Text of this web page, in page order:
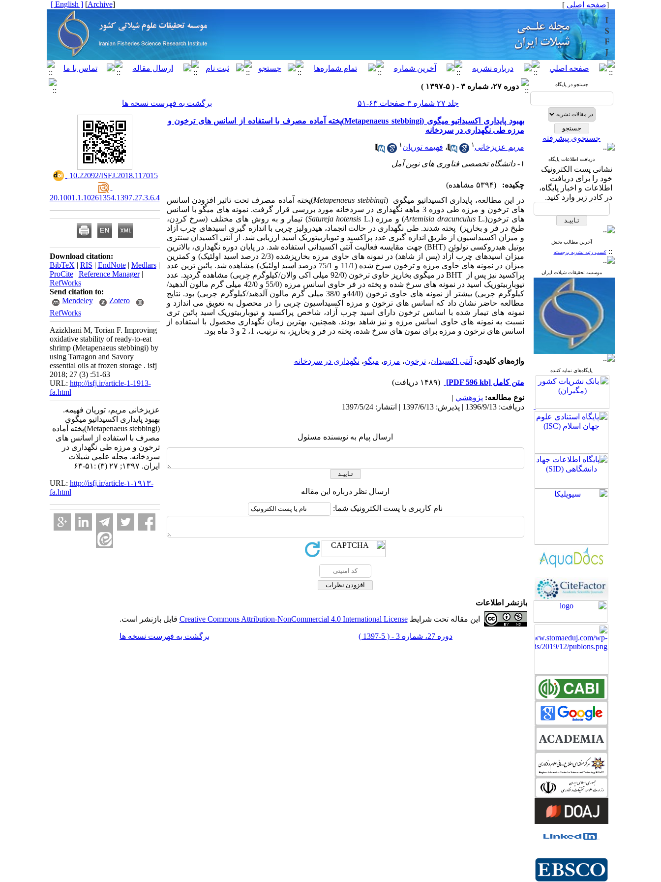
[صفحه اصلی ]
[
Archive
]
[ English ]
جستجو در پایگاه
جستجوی پیشرفته
دریافت اطلاعات پایگاه
نشانی پست الکترونیک
خود را برای دریافت
اطلاعات و اخبار پایگاه،
در کادر زیر وارد کنید.
آخرین مطالب بخش
::کسب رتبه نشریه برجسته
موسسه تحقیقات شیلات ایران
پایگاه‌های نمایه کننده
دوره ۲۷، شماره ۳ - ( ۵-۱۳۹۷ )
جلد ۲۷ شماره ۳ صفحات ۶۳-۵۱
برگشت به فهرست نسخه ها
بهبود پایداری اکسیداتیو میگوی (Metapenaeus stebbingi)پخته آماده مصرف با استفاده از اسانس های ترخون و
مرزه طی نگهداری در سردخانه
مریم عزیزخانی ۱ ، فهیمه توریان ۱
۱- دانشگاه تخصصی فناوری های نوین آمل
چکیده:
(۵۳۹۴ مشاهده)
در این مطالعه، پایداری اکسیداتیو میگوی
(Metapenaeus stebbingi)
پخته آماده مصرف تحت تاثیر افزودن اسانس
های ترخون و مرزه طی دوره 3 ماهه نگهداری در سردخانه مورد بررسی قرار گرفت. نمونه های میگو
با اسانس
های ترخون
(Artemisia dracunculusL.) و مرزه (Satureja hotensis L.)
تیمار و به روش های مختلف (سرخ کردن،
طبخ در فر و بخارپز) پخته شدند. طی نگهداری در حالت انجماد، هیدرولیز چربی با اندازه گیری اسیدهای چرب آزاد
و میزان اکسیداسیون از طریق اندازه گیری عدد پراکسید و تیوباربیتوریک اسید ارزیابی شد. از آنتی اکسیدان سنتزی
بوتیل هیدروکسی تولوئن (BHT)جهت مقایسه فعالیت آنتی اکسیدانی استفاده شد. در پایان دوره نگهداری، بالاترین
میزان اسیدهای چرب آزاد (پس از شاهد) در نمونه های حاوی مرزه بخارپزشده (2/3 درصد اسید اولئیک) و کمترین
میزان در نمونه های حاوی مرزه و ترخون سرخ شده (11/1 و 75/1 درصد اسید اولئیک) مشاهده شد. پائین ترین عدد
پراکسید نیز پس ازBHT در میگوی بخارپز حاوی ترخون (92/0 میلی اکی والان/کیلوگرم چربی) مشاهده گردید. عدد
تیوباربیتوریک اسید در نمونه های سرخ شده و پخته در فر حاوی اسانس مرزه (55/0 و 42/0 میلی گرم مالون آلدهید/
کیلوگرم چربی) بیشتر از نمونه های حاوی ترخون (44/0و 38/0 میلی گرم مالون آلدهید/کیلوگرم چربی) بود
. نتایج
مطالعه حاضر نشان داد که اسانس های ترخون و مرزه اکسیداسیون چربی را در محصول به تعویق می اندازد و
نمونه های تیمار شده با اسانس ترخون دارای اسید چرب آزاد، شاخص پراکسید و تیوباربیتوریک اسید پائین تری
نسبت به نمونه های حاوی اسانس مرزه و نیز شاهد بودند. همچنین، بهترین زمان نگهداری محصول با استفاده از
اسانس های ترخون و مرزه برای نمون های سرخ شده، پخته در فر و بخارپز، به ترتیب، 1، 2 و 3 ماه بود.
واژه‌های کلیدی: آنتی اکسیدان،ترخون، مرزه، میگو، نگهداری در سردخانه
متن کامل[PDF 596 kb]
(۱۴۸۹ دریافت)
نوع مطالعه: پژوهشي |
دریافت: 1396/9/13 | پذیرش: 1397/6/13 | انتشار: 1397/5/24
ارسال پیام به نویسنده مسئول
ارسال نظر درباره این مقاله
نام کاربری یا پست الکترونیک شما:
‎ 10.22092/ISFJ.2018.117015
20.1001.1.10261354.1397.27.3.6.4
Download citation:
BibTeX | RIS | EndNote| Medlars|
ProCite| Reference Manager|
RefWorks
Send citation to:
Mendeley
Zotero
RefWorks
Azizkhani M, Torian F. Improving
oxidative stability of ready-to-eat
shrimp (Metapenaeus stebbingi) by
using Tarragon and Savory
essential oils at frozen storage . isfj
2018; 27 (3) :51-63
URL: http://isfj.ir/article-1-1913-
fa.html
عزیزخانی مریم، توریان فهیمه.
بهبود پایداری اکسیداتیو میگوی
(Metapenaeus stebbingi)پخته آماده
مصرف با استفاده از اسانس های
ترخون و مرزه طی نگهداری در
سردخانه. مجله علمي شيلات
ايران. ۱۳۹۷; ۲۷ (۳) :۵۱-۶۳
URL: http://isfj.ir/article-۱-۱۹۱۳-
fa.html
بازنشر اطلاعات
این مقاله تحت شرایطCreative Commons Attribution-NonCommercial 4.0 International License قابل بازنشر است.
دوره 27، شماره 3 - ( 5-1397 ) برگشت به فهرست نسخه ها